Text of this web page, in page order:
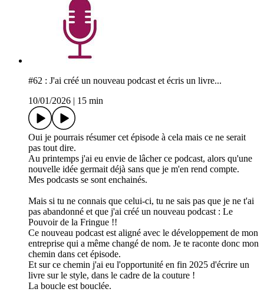
#62 : J'ai créé un nouveau podcast et écris un livre...
10/01/2026
15 min
Oui je pourrais résumer cet épisode à cela mais ce ne serait
pas tout dire.
Au printemps j'ai eu envie de lâcher ce podcast, alors qu'une
nouvelle idée germait déjà sans que je m'en rend compte.
Mes podcasts se sont enchainés.
Mais si tu ne connais que celui-ci, tu ne sais pas que je ne t'ai
pas abandonné et que j'ai créé un nouveau podcast : Le
Pouvoir de la Fringue !!
Ce nouveau podcast est aligné avec le développement de mon
entreprise qui a même changé de nom. Je te raconte donc mon
chemin dans cet épisode.
Et sur ce chemin j'ai eu l'opportunité en fin 2025 d'écrire un
livre sur le style, dans le cadre de la couture !
La boucle est bouclée.